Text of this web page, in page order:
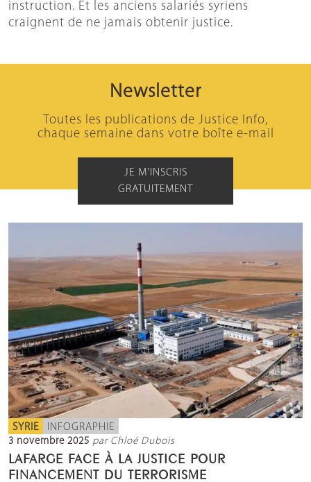
instruction. Et les anciens salariés syriens
craignent de ne jamais obtenir justice.
Newsletter
Toutes les publications de Justice Info,
chaque semaine dans votre boîte e-mail
JE M'INSCRIS
GRATUITEMENT
SYRIE INFOGRAPHIE
3 novembre 2025 par Chloé Dubois
LAFARGE FACE À LA JUSTICE POUR
FINANCEMENT DU TERRORISME